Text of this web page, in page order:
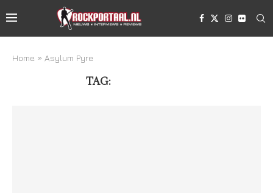
Home » Asylum Pyre
TAG: